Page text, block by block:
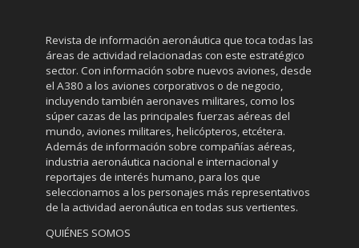
Revista de información aeronáutica que toca todas las
áreas de actividad relacionadas con este estratégico
sector. Con información sobre nuevos aviones, desde
el A380 a los aviones corporativos o de negocio,
incluyendo también aeronaves militares, como los
súper cazas de las principales fuerzas aéreas del
mundo, aviones militares, helicópteros, etcétera.
Además de información sobre compañías aéreas,
industria aeronáutica nacional e internacional y
reportajes de interés humano, para los que
seleccionamos a los personajes más representativos
de la actividad aeronáutica en todas sus vertientes.
QUIÉNES SOMOS